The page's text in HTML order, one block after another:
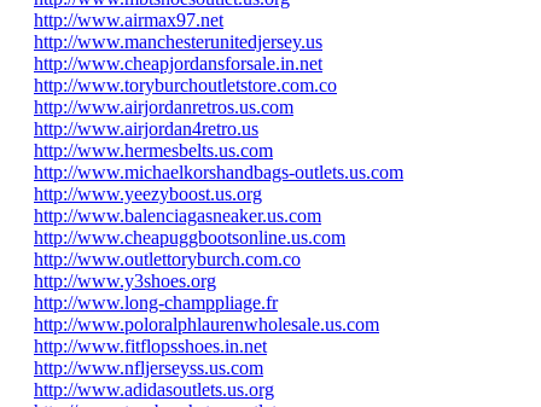
http://www.airmax97.net
http://www.manchesterunitedjersey.us
http://www.cheapjordansforsale.in.net
http://www.toryburchoutletstore.com.co
http://www.airjordanretros.us.com
http://www.airjordan4retro.us
http://www.hermesbelts.us.com
http://www.michaelkorshandbags-outlets.us.com
http://www.yeezyboost.us.org
http://www.balenciagasneaker.us.com
http://www.cheapuggbootsonline.us.com
http://www.outlettoryburch.com.co
http://www.y3shoes.org
http://www.long-champpliage.fr
http://www.poloralphlaurenwholesale.us.com
http://www.fitflopsshoes.in.net
http://www.nfljerseyss.us.com
http://www.adidasoutlets.us.org